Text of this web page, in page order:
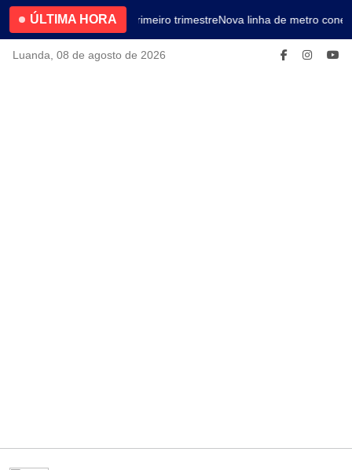
ÚLTIMA HORA4.2% no primeiro trimestreNova linha de metro
Luanda, 08 de agosto de 2026